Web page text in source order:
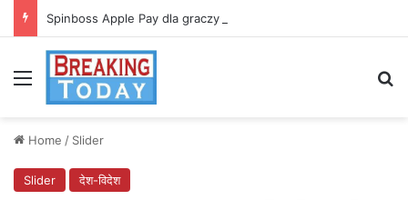
Spinboss Apple Pay dla graczy na iPhone
Menu
Home / Slider
Slider देश-विदेश